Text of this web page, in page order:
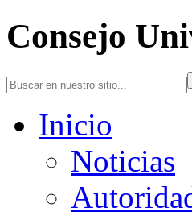
Consejo
Inicio
Noticias